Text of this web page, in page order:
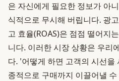
은 자신에게 필요한 정보가 아
식적으로 무시해 버립니다. 광
고 효율(ROAS)은 점점 떨어지
니다. 이러한 시장 상황은 우리
다. '어떻게 하면 고객의 시선을
종적으로 구매까지 이끌어낼 수